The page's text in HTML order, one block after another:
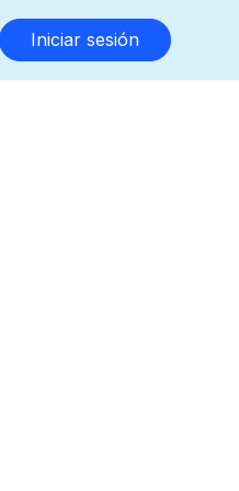
Iniciar sesión